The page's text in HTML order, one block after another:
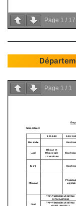
Page 1 / 17
Page 1 / 1